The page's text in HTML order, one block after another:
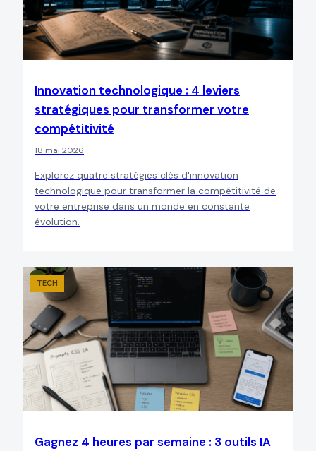
Innovation technologique : 4 leviers
stratégiques pour transformer votre
compétitivité
18 mai 2026
Explorez quatre stratégies clés d'innovation
technologique pour transformer la compétitivité de
votre entreprise dans un monde en constante
évolution.
TECH
Gagnez 4 heures par semaine : 3 outils IA